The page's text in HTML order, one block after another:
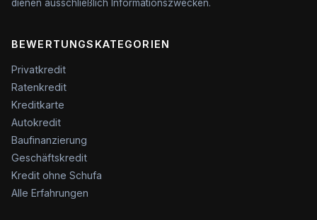
dienen ausschließlich Informationszwecken.
BEWERTUNGSKATEGORIEN
Privatkredit
Ratenkredit
Kreditkarte
Autokredit
Baufinanzierung
Geschäftskredit
Kredit ohne Schufa
Alle Erfahrungen